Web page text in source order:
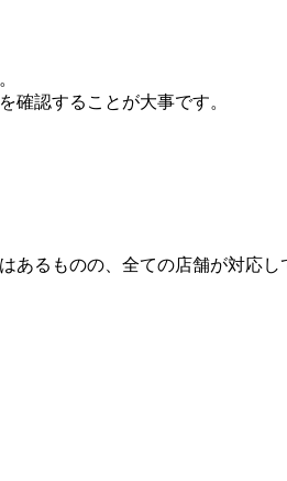
確認することが大事です。
あるものの、全ての店舗が対応